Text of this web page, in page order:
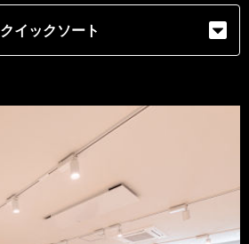
クイックソート